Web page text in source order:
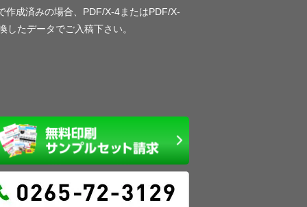
作成済みの場合、PDF/X-4またはPDF/X-
したデータでご入稿下さい。